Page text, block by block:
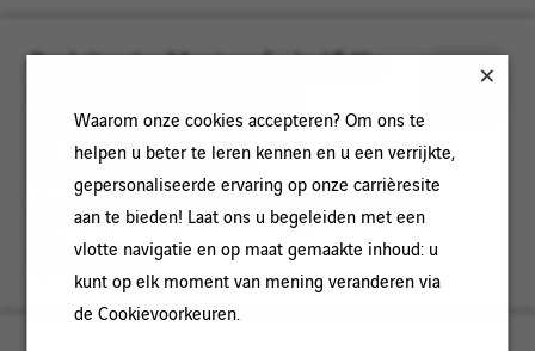
Waarom onze cookies accepteren? Om ons te
helpen u beter te leren kennen en u een verrijkte,
gepersonaliseerde ervaring op onze carrièresite
aan te bieden! Laat ons u begeleiden met een
vlotte navigatie en op maat gemaakte inhoud: u
kunt op elk moment van mening veranderen via
de Cookievoorkeuren.
Bauleitender Monteur (m/w/d) für
Brandschutz
Kassel, Kassel, Hessen
Kassel,
Hessen
PROJECTLEIDING / INBEDRIJFSTELLING
PROJECTLEIDING
INBEDRIJFSTELLING
Permanent